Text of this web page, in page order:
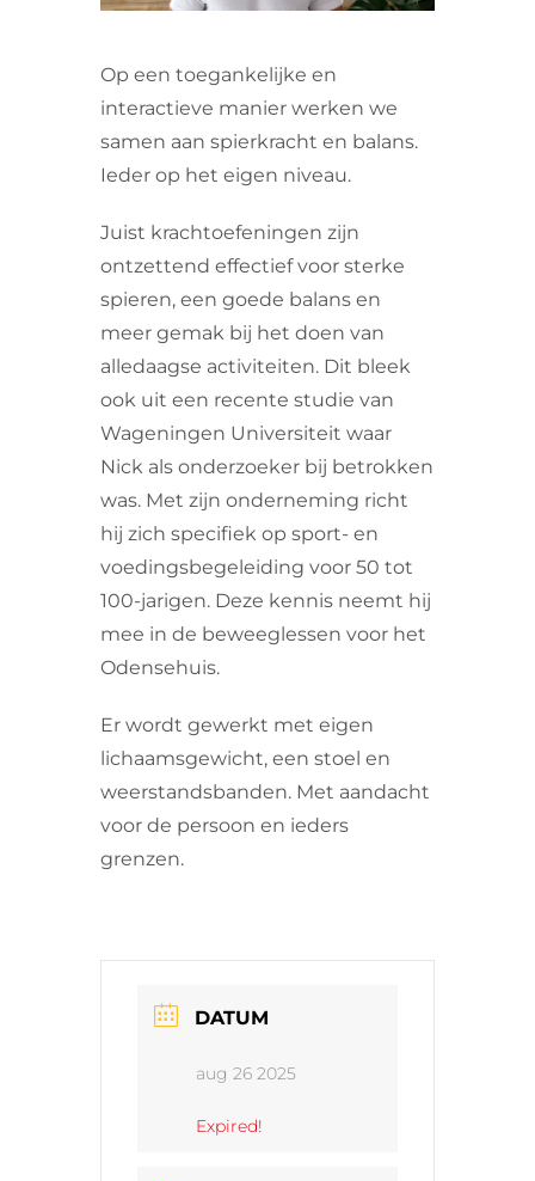
CONTACT
Op een toegankelijke en
interactieve manier werken we
samen aan spierkracht en balans.
Ieder op het eigen niveau.
Juist krachtoefeningen zijn
ontzettend effectief voor sterke
spieren, een goede balans en
meer gemak bij het doen van
alledaagse activiteiten. Dit bleek
ook uit een recente studie van
Wageningen Universiteit waar
Nick als onderzoeker bij betrokken
was. Met zijn onderneming richt
hij zich specifiek op sport- en
voedingsbegeleiding voor 50 tot
100-jarigen. Deze kennis neemt hij
mee in de beweeglessen voor het
Odensehuis.
Er wordt gewerkt met eigen
lichaamsgewicht, een stoel en
weerstandsbanden. Met aandacht
voor de persoon en ieders
grenzen.
DATUM
aug 26 2025
Expired!